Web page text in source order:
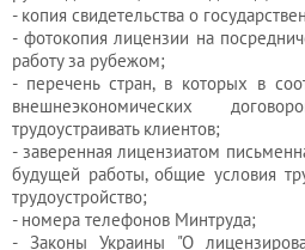
- копия свидетельства о
- фотокопия лицензии на
работу за рубежом;
- перечень стран, в которых в
внешнеэкономических
трудоустраивать клиентов;
- заверенная лицензиатом
будущей работы, общие условия
трудоустройство;
- номера телефонов Минтруда;
- Законы Украины "О